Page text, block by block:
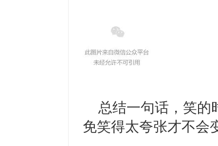
总结一句话，笑的
免笑得太夸张才不会